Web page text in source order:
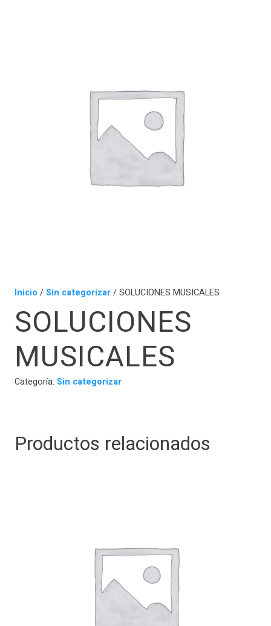
Inicio /Sin categorizar/ SOLUCIONES MUSICALES
SOLUCIONES
MUSICALES
Categoría: Sin categorizar
Productos relacionados